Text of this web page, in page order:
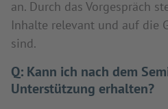
an. Durch das Vorgespräch
Inhalte relevant und auf die
sind.
Q: Kann ich nach dem
Unterstützung erhalten?